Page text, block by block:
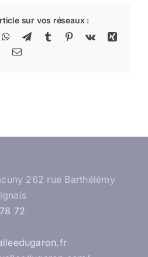
sur vos réseaux :
WhatsApp
TelegramTumblr Pinterest
Vk
Xing
Email
262 rue Barthélémy
72